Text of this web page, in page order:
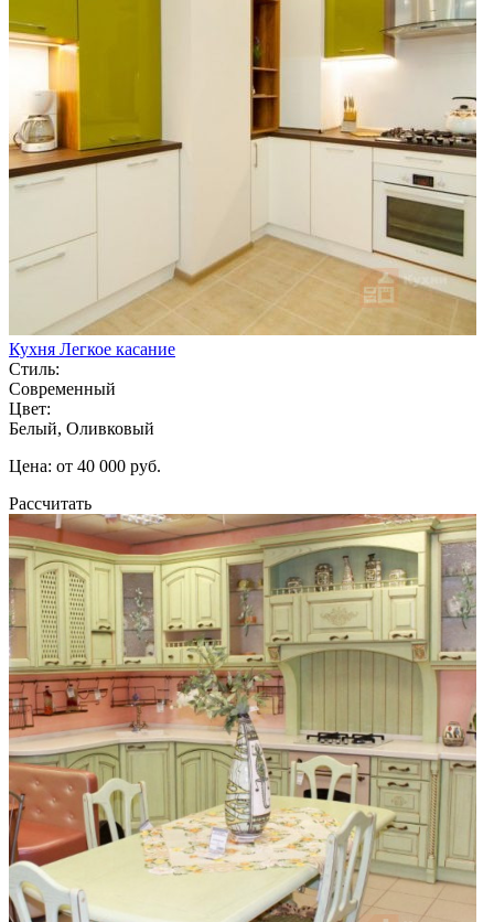
Кухня Легкое касание
Стиль:
Современный
Цвет:
Белый, Оливковый
Цена: от 40 000 руб.
Рассчитать